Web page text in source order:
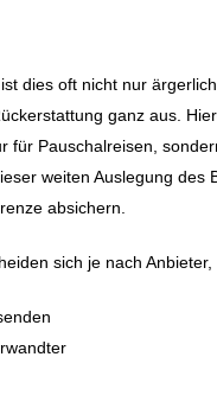
dies oft nicht nur
ganz aus.
für Pauschalreisen,
weiten Auslegung
absichern.
sich je nach